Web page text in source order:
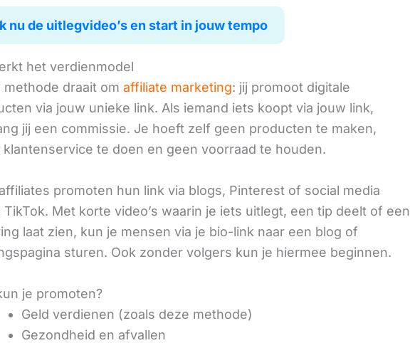
nu de uitlegvideo’s en start in jouw tempo
het verdienmodel
methode draait om affiliate marketing: jij promoot digitale
via jouw unieke link. Als iemand iets koopt via jouw link,
jij een commissie. Je hoeft zelf geen producten te maken,
klantenservice te doen en geen voorraad te houden.
promoten hun link via blogs, Pinterest of social media
TikTok. Met korte video’s waarin je iets uitlegt, een tip deelt of een
laat zien, kun je mensen via je bio-link naar een blog of
sturen. Ook zonder volgers kun je hiermee beginnen.
je promoten?
Geld verdienen (zoals deze methode)
Gezondheid en afvallen